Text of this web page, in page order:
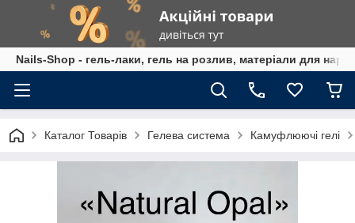
Nails-Shop - гель-лаки, гель на розлив, матеріали для
Каталог Товарів Гелева система Камуфлюючі гелі